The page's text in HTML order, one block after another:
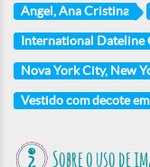
Angel, Ana Cristina
International Dateline
Nova York City, New
Vestido com decote
Sobre o uso de